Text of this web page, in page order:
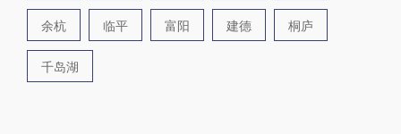
余杭 临平 富阳 建德 桐庐
千岛湖